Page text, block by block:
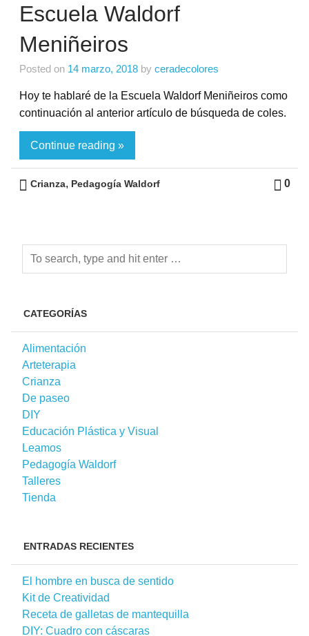
Escuela Waldorf
Meniñeiros
Posted on 14 marzo, 2018 by ceradecolores
Hoy te hablaré de la Escuela Waldorf Meniñeiros como
continuación al anterior artículo de búsqueda de coles.
Continue reading »
0
Crianza, Pedagogía Waldorf
CATEGORÍAS
Alimentación
Arteterapia
Crianza
De paseo
DIY
Educación Plástica y Visual
Leamos
Pedagogía Waldorf
Talleres
Tienda
ENTRADAS RECIENTES
El hombre en busca de sentido
Kit de Creatividad
Receta de galletas de mantequilla
DIY: Cuadro con cáscaras